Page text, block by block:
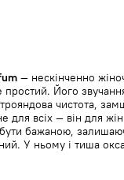
— нескінченно
Його
чистота,
всіх — він для
бути бажаною,
У ньому і тиша